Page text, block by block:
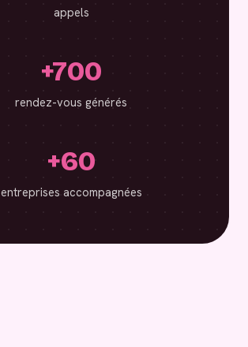
appels
+700
rendez-vous générés
+60
entreprises accompagnées